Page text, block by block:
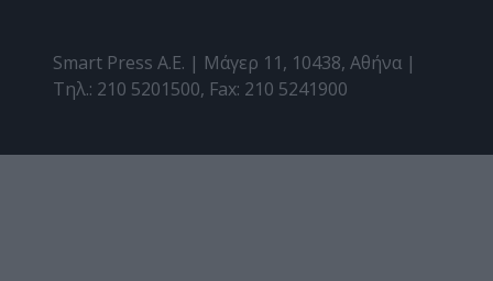
Smart Press A.E. | Μάγερ 11, 10438, Αθήνα |
Τηλ.: 210 5201500, Fax: 210 5241900